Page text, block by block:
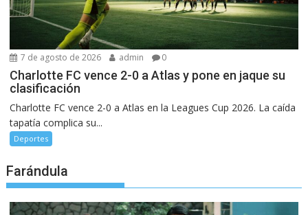
7 de agosto de 2026 admin 0
Charlotte FC vence 2-0 a Atlas y pone en jaque su
clasificación
Charlotte FC vence 2-0 a Atlas en la Leagues Cup 2026. La caída
tapatía complica su...
Deportes
Farándula